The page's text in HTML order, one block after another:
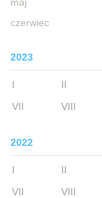
czerwiec
2023
I II
VII
VIII
2022
I II
VII
VIII